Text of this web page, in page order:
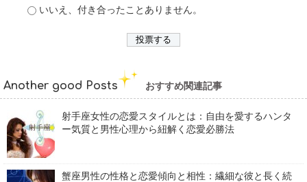
いいえ、付き合ったことありません。
Another good Posts おすすめ関連記事
射手座女性の恋愛スタイルとは：自由を愛するハンタ
ー気質と男性心理から紐解く恋愛必勝法
蟹座男性の性格と恋愛傾向と相性：繊細な彼と長く続